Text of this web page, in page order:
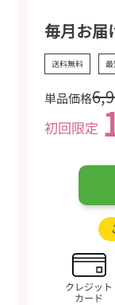
サイズ
もう少し小粒だと
でよかったです。
★★★★★5
子育てママさん（未
食品から栄養を補
ども含めて成分も
きそうだと感じま
はちさん（未回答）
お守りに！
毎月お届
送料無料
単品価格
初回限定
クレジット
カード